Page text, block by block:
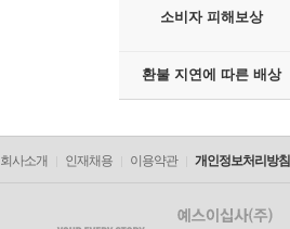
소비자 피해보상
환불 지연에 따른 배상
회사소개 인재채용 이용약관 개인정보처리방침